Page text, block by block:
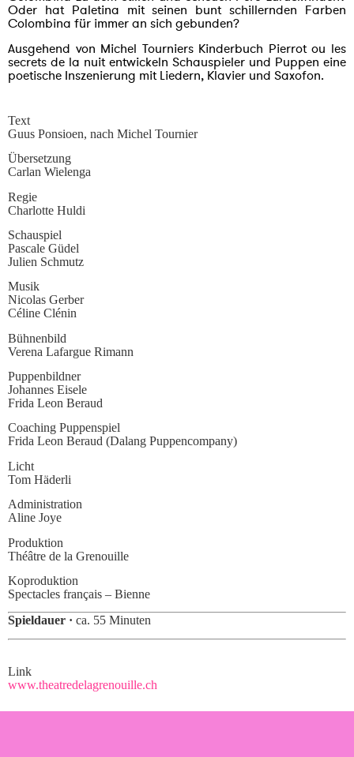
Oder hat Paletina mit seinen bunt schillernden Farben
Colombina für immer an sich gebunden?
Ausgehend von Michel Tourniers Kinderbuch Pierrot ou les
secrets de la nuit entwickeln Schauspieler und Puppen eine
poetische Inszenierung mit Liedern, Klavier und Saxofon.
Text
Guus Ponsioen, nach Michel Tournier
Übersetzung
Carlan Wielenga
Regie
Charlotte Huldi
Schauspiel
Pascale Güdel
Julien Schmutz
Musik
Nicolas Gerber
Céline Clénin
Bühnenbild
Verena Lafargue Rimann
Puppenbildner
Johannes Eisele
Frida Leon Beraud
Coaching Puppenspiel
Frida Leon Beraud (Dalang Puppencompany)
Licht
Tom Häderli
Administration
Aline Joye
Produktion
Théâtre de la Grenouille
Koproduktion
Spectacles français – Bienne
Spieldauer · ca. 55 Minuten
Link
www.theatredelagrenouille.ch